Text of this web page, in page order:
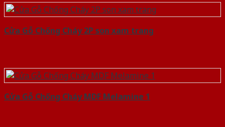
Cửa Gỗ Chống Cháy 2P son xam trang
Cửa Gỗ Chống Cháy MDF Melamine 1